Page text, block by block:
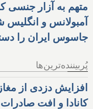
متهم به آزار جنسی
آمبولانس و انگلیس
جاسوس ایران را
پُربیننده‌ترین‌ها
افزایش دزدی از
کانادا و افت صادرات